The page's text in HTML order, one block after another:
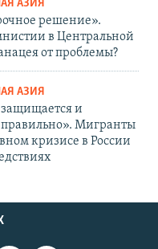
АЗИЯ
решение».
в Центральной
от проблемы?
АЗИЯ
и
правильно». Мигранты
кризисе в России